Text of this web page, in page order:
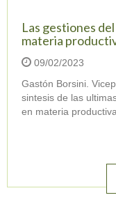
Las gestiones
materia
09/02/2023
Gastón Borsini.
sintesis de las
en materia productiva.